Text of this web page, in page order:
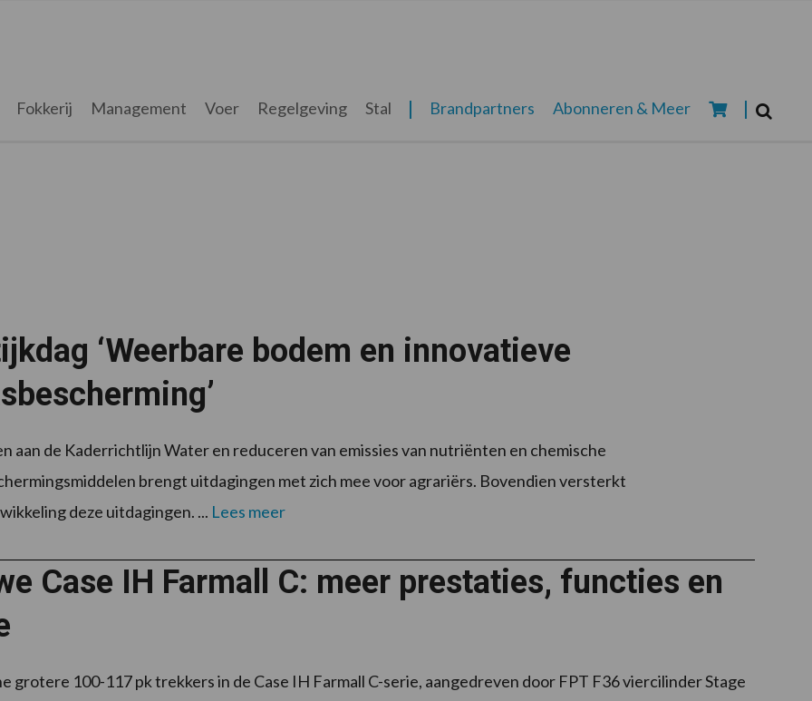
Fokkerij Management Voer Regelgeving Stal Brandpartners Abonneren & Meer
‘Weerbare bodem en innovatieve
aan de Kaderrichtlijn Water en reduceren van emissies van nutriënten en chemische
brengt uitdagingen met zich mee voor agrariërs. Bovendien versterkt
deze uitdagingen. ... Lees meer
Case IH Farmall C: meer prestaties, functies en
grotere 100-117 pk trekkers in de Case IH Farmall C-serie, aangedreven door FPT F36 viercilinder Stage